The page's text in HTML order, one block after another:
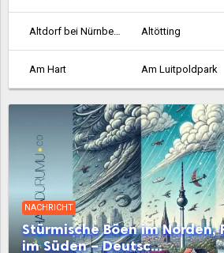
Altdorf bei Nürnberg Altötting
Am Hart Am Luitpoldpark
Ansbach Aschaffenburg
Aubing-Lochhausen-Langwied Aubing-Süd
Bad Abbach Bad Aibling
Bad Neustadt an der Saale Bad Reichenhall
NACHRICHT
Stürmische Böen im Norden,
im Süden – Deutsc...